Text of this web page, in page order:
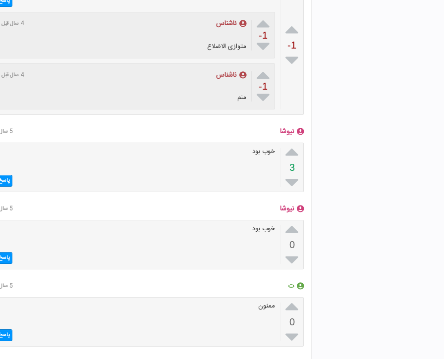

-1


-1

ناشناس 4 سال قبل
متوازی الاضلاع

-1

ناشناس 4 سال قبل
منم
نیوشا 5 سال قبل

3

خوب بود
نیوشا 5 سال قبل

0

خوب بود
ت 5 سال قبل

0

ممنون